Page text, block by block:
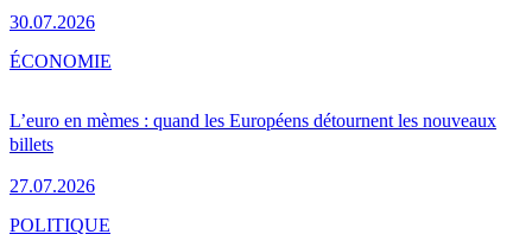
30.07.2026
L’euro en mèmes : quand les Européens détournent les nouveaux
billets
27.07.2026
ÉCONOMIE
POLITIQUE